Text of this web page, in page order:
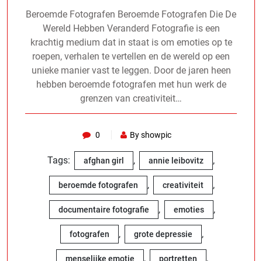
Beroemde Fotografen Beroemde Fotografen Die De
Wereld Hebben Veranderd Fotografie is een
krachtig medium dat in staat is om emoties op te
roepen, verhalen te vertellen en de wereld op een
unieke manier vast te leggen. Door de jaren heen
hebben beroemde fotografen met hun werk de
grenzen van creativiteit…
0 By showpic
Tags: afghan girl , annie leibovitz ,
beroemde fotografen , creativiteit ,
documentaire fotografie , emoties ,
fotografen , grote depressie ,
menselijke emotie , portretten ,